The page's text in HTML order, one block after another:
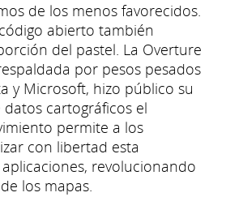
de los menos favorecidos.
abierto también
del pastel. La Overture
por pesos pesados
y Microsoft, hizo público su
cartográficos el
permite a los
con libertad esta
revolucionando
los mapas.